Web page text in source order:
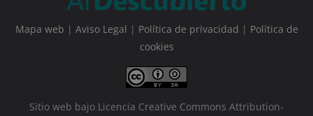
Mapa web | Aviso Legal | Política de privacidad | Política de
cookies
Sitio web bajo Licencia Creative Commons Attribution-